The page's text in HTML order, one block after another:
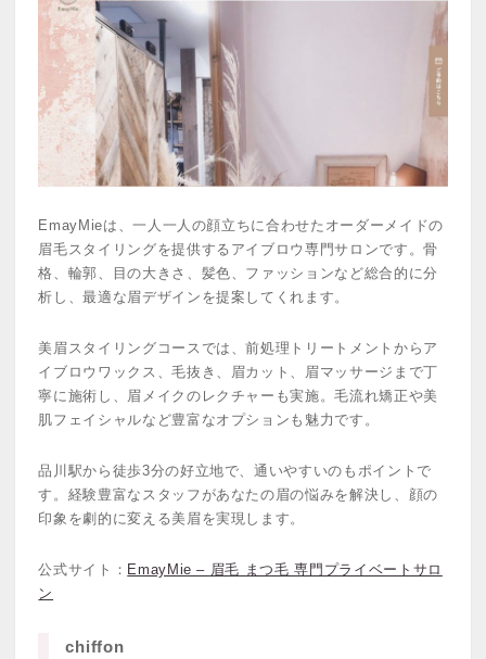
EmayMieは、一人一人の顔立ちに合わせたオーダーメイドの
眉毛スタイリングを提供するアイブロウ専門サロンです。骨
格、輪郭、目の大きさ、髪色、ファッションなど総合的に分
析し、最適な眉デザインを提案してくれます。
美眉スタイリングコースでは、前処理トリートメントからア
イブロウワックス、毛抜き、眉カット、眉マッサージまで丁
寧に施術し、眉メイクのレクチャーも実施。毛流れ矯正や美
肌フェイシャルなど豊富なオプションも魅力です。
品川駅から徒歩3分の好立地で、通いやすいのもポイントで
す。経験豊富なスタッフがあなたの眉の悩みを解決し、顔の
印象を劇的に変える美眉を実現します。
公式サイト： EmayMie – 眉毛 まつ毛 専門プライベートサロ
ン
chiffon